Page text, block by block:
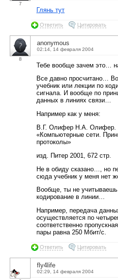
7
Глянь тут
Ответить Цитировать
8
anonymous
02:14, 14 февраля 2004
Тебе вообще зачем это…
Все давно просчитано…
учебник или лекции по
сигнала. И вообще по
данных в линиях связи…
Например как у меня:
В.Г. Олифер Н.А. Олифер.
«Компьютерные сети.
протоколы»
изд. Питер 2001, 672 стр.
Не в обиду сказано…, но
сюда учебник у меня нет
Вообще, ты не
кодирование в линии…
Например, передача
осуществляется по
соответственно
пары равна 250 Мбит/с.
Ответить Цитировать
fly4life
02:29, 14 февраля 2004